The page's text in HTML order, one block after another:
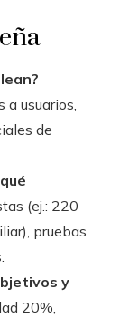
a usuarios,
de
(ej.: 220
pruebas
y
20%,